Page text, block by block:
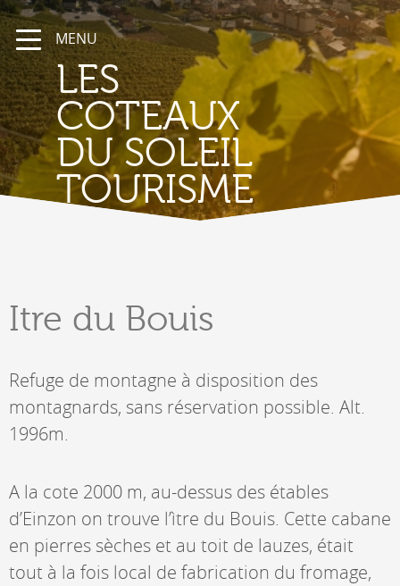
MENU
LES
COTEAUX
DU SOLEIL
TOURISME
Itre du Bouis
Refuge de montagne à disposition des
montagnards, sans réservation possible. Alt.
1996m.
A la cote 2000 m, au-dessus des étables
d’Einzon on trouve l’ìtre du Bouis. Cette cabane
en pierres sèches et au toit de lauzes, était
tout à la fois local de fabrication du fromage,